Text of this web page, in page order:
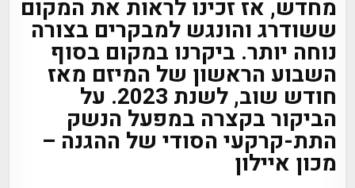
מחדש, אז זכינו לראות את המקום
ששודרג והונגש למבקרים בצורה
נוחה יותר. ביקרנו במקום בסוף
השבוע הראשון של המיזם מאז
חודש שוב, לשנת 2023. על
הביקור בקצרה במפעל הנשק
התת-קרקעי הסודי של ההגנה –
מכון איילון